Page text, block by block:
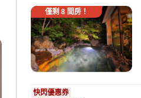
僅剩 8間房！
快閃優惠券